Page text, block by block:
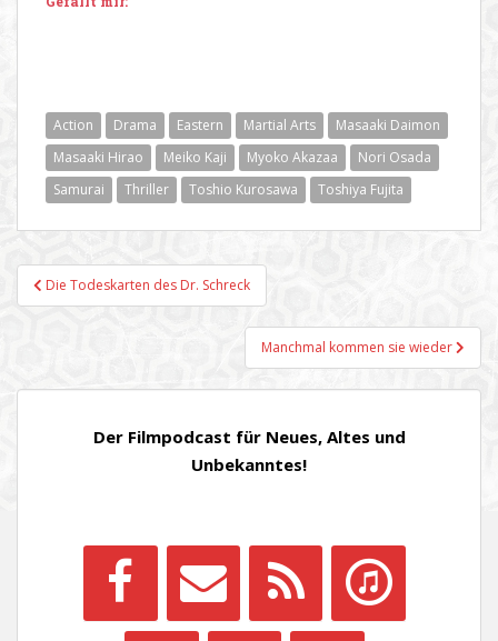
Action Drama Eastern Martial Arts
Masaaki Daimon
Masaaki Hirao
Meiko Kaji Myoko Akazaa
Nori Osada
Samurai
Thriller Toshio Kurosawa Toshiya Fujita
Beitragsnavigation
Die Todeskarten des Dr. Schreck
Manchmal kommen sie wieder
Der Filmpodcast für Neues, Altes und
Unbekanntes!